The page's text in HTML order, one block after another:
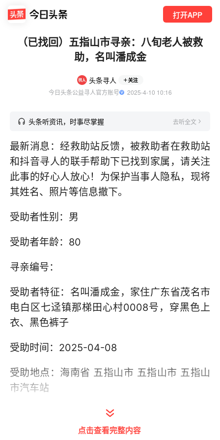
打开APP
（已找回）五指山市寻亲：八旬老人被救
助，名叫潘成金
头条寻人 关注
今日头条公益寻人官方账号
  2025-4-10 10:16
头条听资讯，时事尽掌握 去听全文
最新消息：经救助站反馈，被救助者在救助站
和抖音寻人的联手帮助下已找到家属，请关注
此事的好心人放心！为保护当事人隐私，现将
其姓名、照片等信息撤下。
受助者性别：男
受助者年龄：80
寻亲编号：
受助者特征：名叫潘成金，家住广东省茂名市
电白区七迳镇那梯田心村0008号，穿黑色上
衣、黑色裤子
受助时间：2025-04-08
受助地点：海南省 五指山市 五指山市 五指山
市汽车站
联系单位：五指山市民政和退役军人事务局
点击查看完整内容